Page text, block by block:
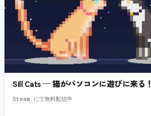
Sill Cats — 猫がパソコンに遊びに来る！
Steam にて無料配信中